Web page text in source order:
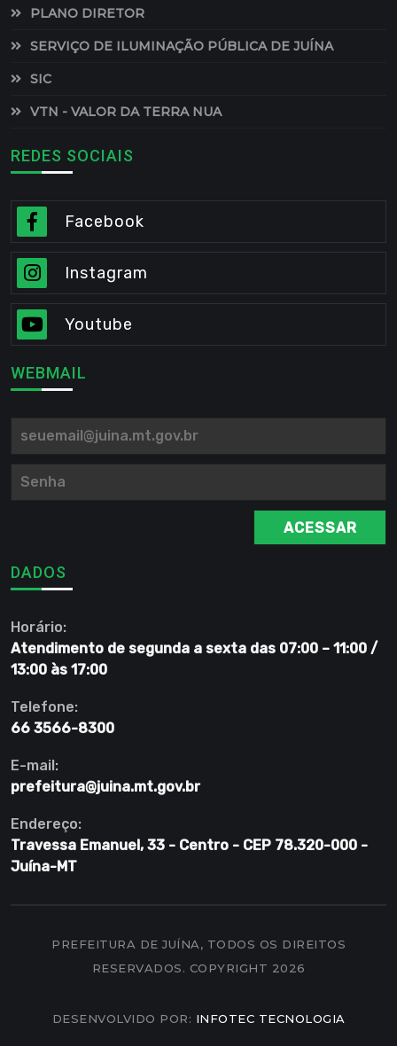
PLANO DIRETOR
SERVIÇO DE ILUMINAÇÃO PÚBLICA DE JUÍNA
SIC
VTN - VALOR DA TERRA NUA
REDES SOCIAIS
Facebook
Instagram
Youtube
WEBMAIL
ACESSAR
DADOS
Horário:
Atendimento de segunda a sexta das 07:00 – 11:00 /
13:00 às 17:00
Telefone:
66 3566-8300
E-mail:
prefeitura@juina.mt.gov.br
Endereço:
Travessa Emanuel, 33 - Centro - CEP 78.320-000 -
Juína-MT
PREFEITURA DE JUÍNA, TODOS OS DIREITOS
RESERVADOS. COPYRIGHT 2026
DESENVOLVIDO POR: INFOTEC TECNOLOGIA